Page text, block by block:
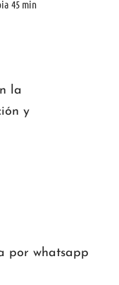
45 min
la
y
por whatsapp